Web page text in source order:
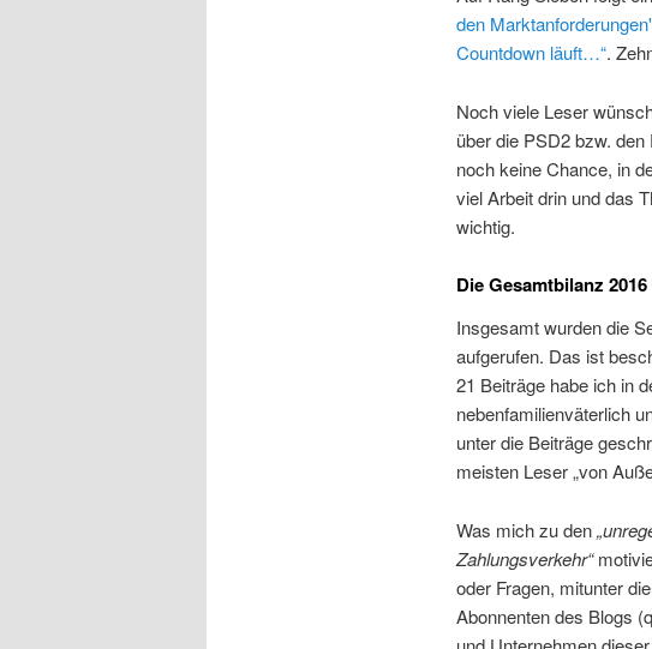
den
Countdown läuft…“.
Noch viele Leser
über die PSD2 bzw.
noch keine Chance, in
viel Arbeit drin und das
wichtig.
Die Gesamtbilanz 2016
Insgesamt wurden die
aufgerufen. Das ist
21 Beiträge habe ich in
nebenfamilienväterlich
unter die Beiträge
meisten Leser „von
Was mich zu den
Zahlungsverkehr“
oder Fragen, mitunter
Abonnenten des Blogs